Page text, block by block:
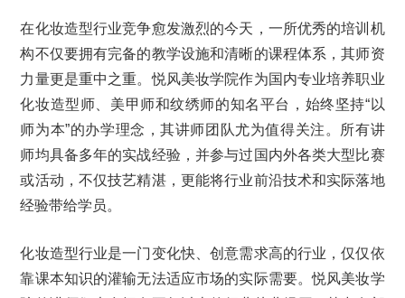
在化妆造型行业竞争愈发激烈的今天，一所优秀的培训机
构不仅要拥有完备的教学设施和清晰的课程体系，其师资
力量更是重中之重。悦风美妆学院作为国内专业培养职业
化妆造型师、美甲师和纹绣师的知名平台，始终坚持“以
师为本”的办学理念，其讲师团队尤为值得关注。所有讲
师均具备多年的实战经验，并参与过国内外各类大型比赛
或活动，不仅技艺精湛，更能将行业前沿技术和实际落地
经验带给学员。
化妆造型行业是一门变化快、创意需求高的行业，仅仅依
靠课本知识的灌输无法适应市场的实际需要。悦风美妆学